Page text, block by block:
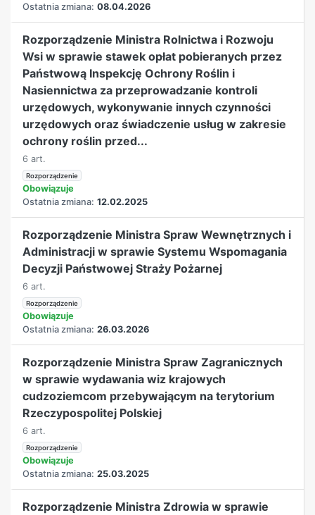
Ostatnia zmiana: 08.04.2026
Rozporządzenie Ministra Rolnictwa i Rozwoju
Wsi w sprawie stawek opłat pobieranych przez
Państwową Inspekcję Ochrony Roślin i
Nasiennictwa za przeprowadzanie kontroli
urzędowych, wykonywanie innych czynności
urzędowych oraz świadczenie usług w zakresie
ochrony roślin przed...
6 art.
Rozporządzenie
Obowiązuje
Ostatnia zmiana: 12.02.2025
Rozporządzenie Ministra Spraw Wewnętrznych i
Administracji w sprawie Systemu Wspomagania
Decyzji Państwowej Straży Pożarnej
6 art.
Rozporządzenie
Obowiązuje
Ostatnia zmiana: 26.03.2026
Rozporządzenie Ministra Spraw Zagranicznych
w sprawie wydawania wiz krajowych
cudzoziemcom przebywającym na terytorium
Rzeczypospolitej Polskiej
6 art.
Rozporządzenie
Obowiązuje
Ostatnia zmiana: 25.03.2025
Rozporządzenie Ministra Zdrowia w sprawie